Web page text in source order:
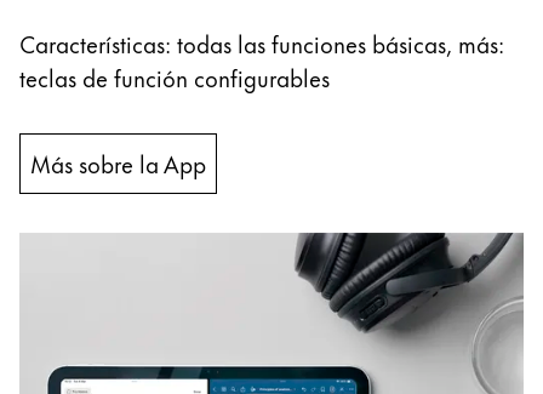
Características: todas las funciones básicas, más:
teclas de función configurables
Más sobre la App